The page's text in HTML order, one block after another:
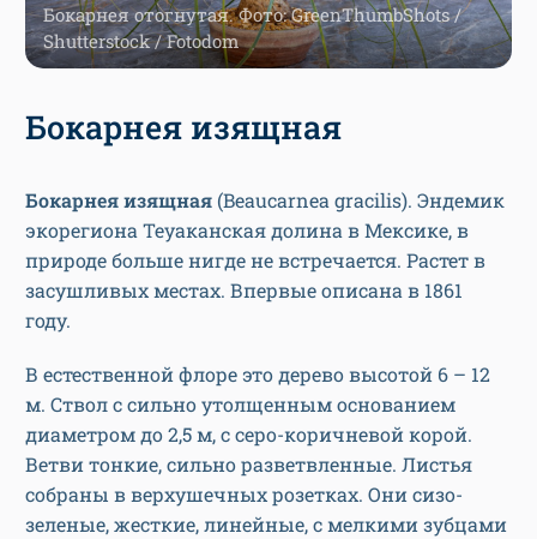
Бокарнея отогнутая. Фото: GreenThumbShots /
Shutterstock / Fotodom
Бокарнея изящная
Бокарнея изящная (Beaucarnea gracilis). Эндемик
экорегиона Теуаканская долина в Мексике, в
природе больше нигде не встречается. Растет в
засушливых местах. Впервые описана в 1861
году.
В естественной флоре это дерево высотой 6 – 12
м. Ствол с сильно утолщенным основанием
диаметром до 2,5 м, с серо-коричневой корой.
Ветви тонкие, сильно разветвленные. Листья
собраны в верхушечных розетках. Они сизо-
зеленые, жесткие, линейные, с мелкими зубцами